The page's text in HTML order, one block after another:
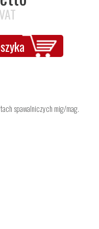
spawalniczych mig/mag.